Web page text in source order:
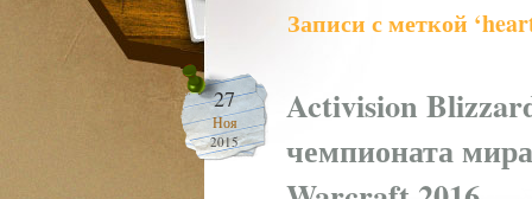
Записи с меткой
27
Ноя
2015
Activision
чемпионата